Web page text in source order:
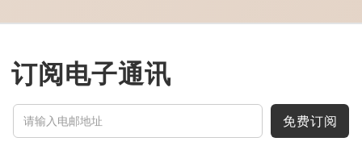
「囱」一样都是「窗」的象
示在囧地种黍。
这个古字十分少用，直
行表情符号，这个字也被网
民当做表情符号来用。
囧字的「八」像一对委
订阅电子通讯
免费订阅